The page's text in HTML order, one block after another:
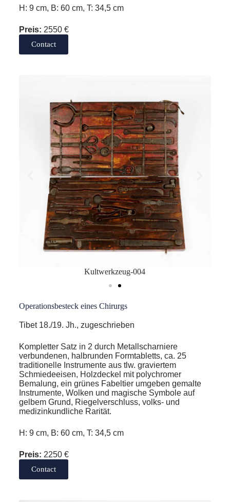
H: 9 cm, B: 60 cm, T: 34,5 cm
Preis: 2550 €
Contact
Kultwerkzeug-004
Operationsbesteck eines Chirurgs
Tibet 18./19. Jh., zugeschrieben
Kompletter Satz in 2 durch Metallscharniere
verbundenen, halbrunden Formtabletts, ca. 25
traditionelle Instrumente aus tlw. graviertem
Schmiedeeisen, Holzdeckel mit polychromer
Bemalung, ein grünes Fabeltier umgeben gemalte
Instrumente, Wolken und magische Symbole auf
gelbem Grund, Riegelverschluss, volks- und
medizinkundliche Rarität.
H: 9 cm, B: 60 cm, T: 34,5 cm
Preis: 2250 €
Contact